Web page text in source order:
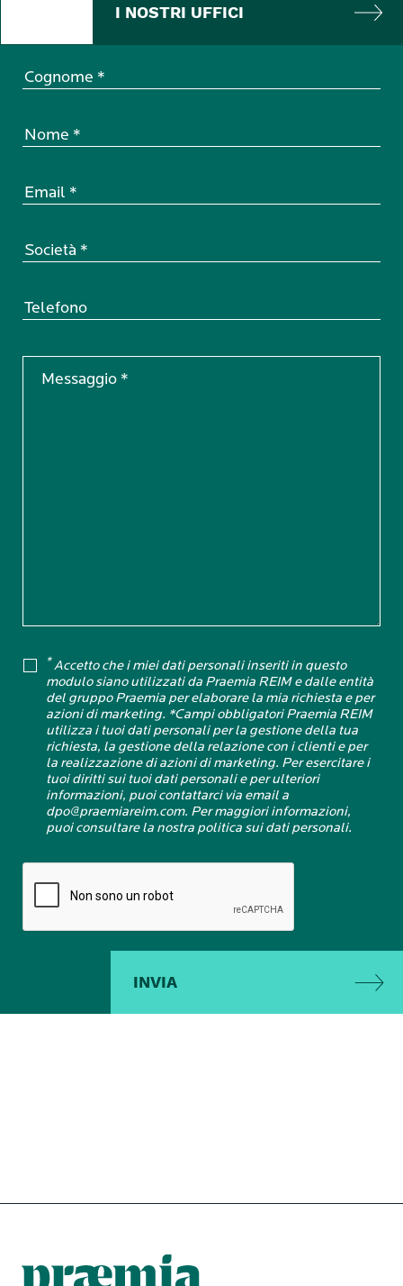
I NOSTRI UFFICI
* Accetto che i miei dati personali inseriti in questo
modulo siano utilizzati da Praemia REIM e dalle entità
del gruppo Praemia per elaborare la mia richiesta e per
azioni di marketing. *Campi obbligatori Praemia REIM
utilizza i tuoi dati personali per la gestione della tua
richiesta, la gestione della relazione con i clienti e per
la realizzazione di azioni di marketing. Per esercitare i
tuoi diritti sui tuoi dati personali e per ulteriori
informazioni, puoi contattarci via email a
dpo@praemiareim.com. Per maggiori informazioni,
puoi consultare la nostra politica sui dati personali.
INVIA